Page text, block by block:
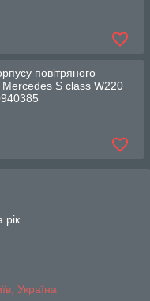
повітряного
S class W220
рік
Україна